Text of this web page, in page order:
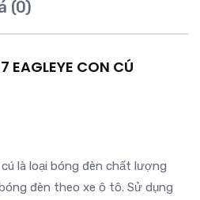
(0)
EAGLEYE CON CÚ
là loại bóng đèn chất lượng
đèn theo xe ô tô. Sử dụng